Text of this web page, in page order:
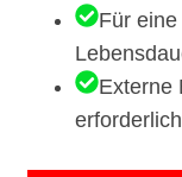
Für
Externe
erforderlich